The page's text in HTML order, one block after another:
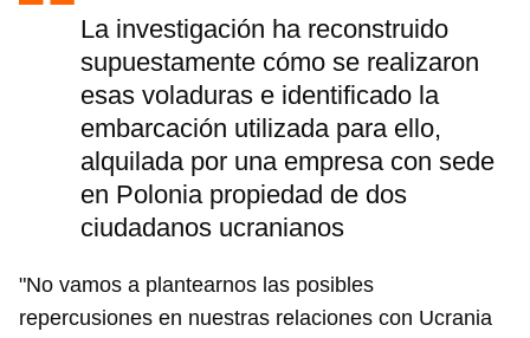
La investigación ha reconstruido
supuestamente cómo se realizaron
esas voladuras e identificado la
embarcación utilizada para ello,
alquilada por una empresa con sede
en Polonia propiedad de dos
ciudadanos ucranianos
"No vamos a plantearnos las posibles
repercusiones en nuestras relaciones con Ucrania